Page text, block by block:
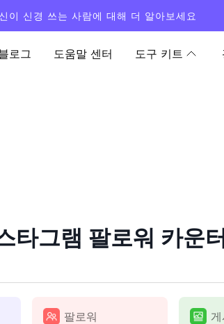
이 신경 쓰는 사람에 대해 더 알아보세요
로그 도움말 센터 도구 키트
그램 팔로워 카운
팔로워